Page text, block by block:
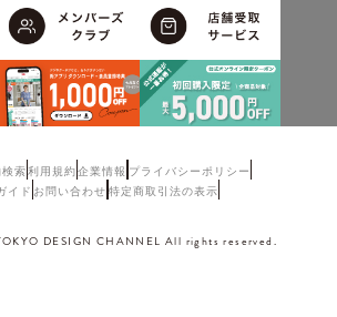
検索利用規約企業情報 プライバシーポリシー
イド お問い合わせ 特定商取引法の表示
DESIGN CHANNEL All rights reserved.